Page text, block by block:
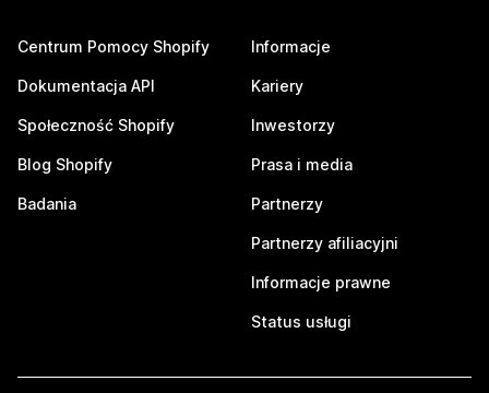
Centrum Pomocy Shopify
Dokumentacja API
Społeczność Shopify
Blog Shopify
Badania
Informacje
Kariery
Inwestorzy
Prasa i media
Partnerzy
Partnerzy afiliacyjni
Informacje prawne
Status usługi